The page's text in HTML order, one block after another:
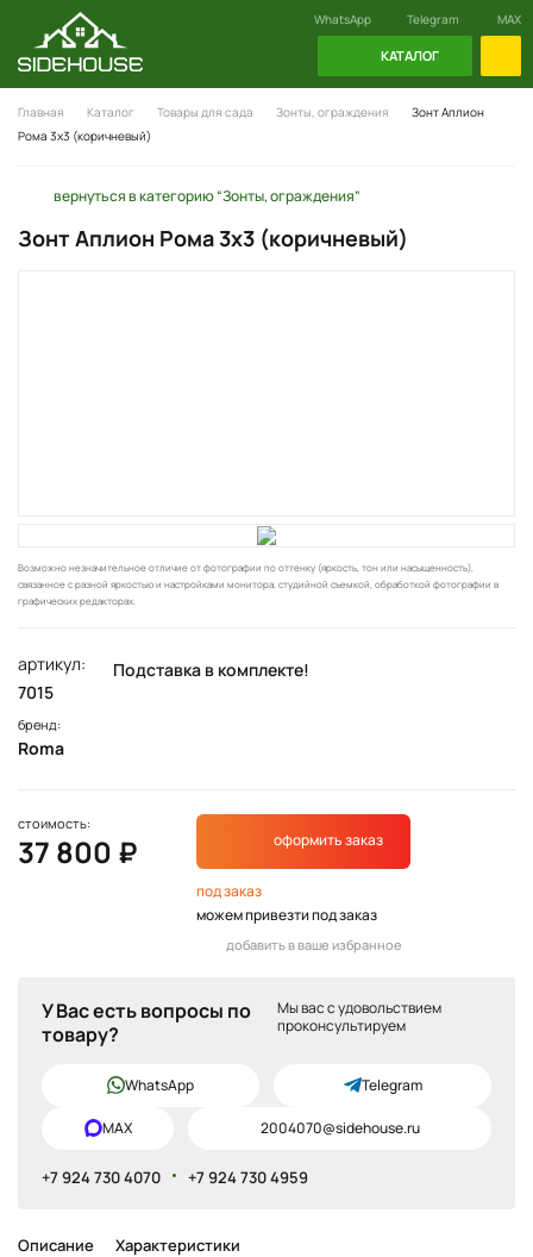
КАТАЛОГ
WhatsApp Telegram MAX
Главная Каталог Товары для сада Зонты, ограждения
Зонт Аплион
Рома 3х3 (коричневый)
вернуться в категорию “Зонты, ограждения”
Зонт Аплион Рома 3х3 (коричневый)
Возможно незначительное отличие от фотографии по оттенку (яркость, тон или насыщенность),
связанное с разной яркостью и настройками монитора, студийной съемкой, обработкой фотографии в
графических редакторах.
артикул:
7015
Подставка в комплекте!
бренд:
Roma
стоимость:
37 800 ₽ оформить заказ
под заказ
можем привезти под заказ
добавить в ваше избранное
У Вас есть вопросы по
товару?
Мы вас с удовольствием
проконсультируем
WhatsApp Telegram
MAX 2004070@sidehouse.ru
+7 924 730 4070 +7 924 730 4959
Описание Характеристики